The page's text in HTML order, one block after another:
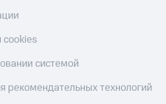
cookies
системой
рекомендательных технологий